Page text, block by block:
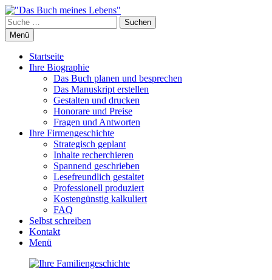
Zum
Inhalt
springen
"Das Buch meines Lebens"
Werkstatt für Biographien, Memoiren und Firmenchroniken
Suchen
Menü
Startseite
Ihre Biographie
Das Buch planen und besprechen
Das Manuskript erstellen
Gestalten und drucken
Honorare und Preise
Fragen und Antworten
Ihre Firmengeschichte
Strategisch geplant
Inhalte recherchieren
Spannend geschrieben
Lesefreundlich gestaltet
Professionell produziert
Kostengünstig kalkuliert
FAQ
Selbst schreiben
Kontakt
Menü